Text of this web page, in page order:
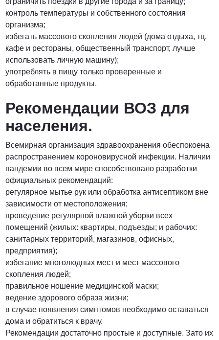
контроль температуры и собственного состояния
организма;
избегать массового скопления людей (дома отдыха, тц,
кафе и рестораны, общественный транспорт, лучше
использовать личную машину);
употреблять в пищу только проверенные и
обработанные продукты.
Рекомендации ВОЗ для
населения.
Всемирная организация здравоохранения обеспокоена
распространением короновирусной инфекции. Наличии
пандемии во всем мире способствовало разработки
официальных рекомендаций:
регулярное мытье рук или обработка антисептиком вне
зависимости от местоположения;
проведение регулярной влажной уборки всех
помещений (жилых: квартиры, подъезды; и рабочих:
санитарных территорий, магазинов, офисных,
предприятия);
избегание многолюдных мест и мест массового
скопления людей;
правильное ношение медицинской маски;
ведение здорового образа жизни;
в случае появления симптомов необходимо оставаться
дома и обратиться к врачу.
Рекомендации достаточно простые и доступные. Зато их